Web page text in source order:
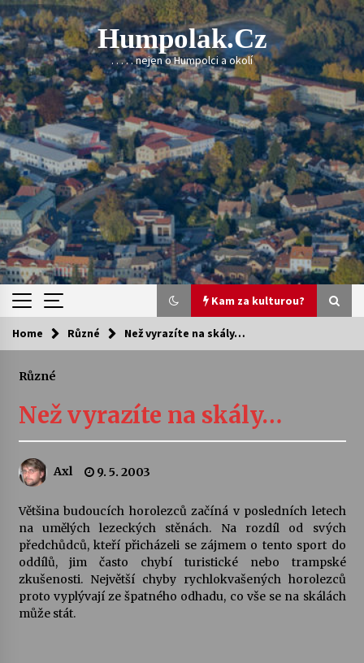
Skip
to
content
Humpolak.cz
. . . . . nejen o Humpolci a okolí
Kam za kulturou?
Kam za kulturou?
Sukuba Ensemble
4. 8. 2026
Vernisáž výstavy Josefíny Duškové: Stávám se
kapkou
Veselí muzikanti
30. 7. 2026
Home Různé Než vyrazíte na skály…
Různé
Než vyrazíte na skály…
Axl 9. 5. 2003
Většina budoucích horolezců začíná v posledních letech
na umělých lezeckých stěnách. Na rozdíl od svých
předchůdců, kteří přicházeli se zájmem o tento sport do
oddílů, jim často chybí turistické nebo trampské
zkušenosti. Největší chyby rychlokvašených horolezců
proto vyplývají ze špatného odhadu, co vše se na skálách
může stát.